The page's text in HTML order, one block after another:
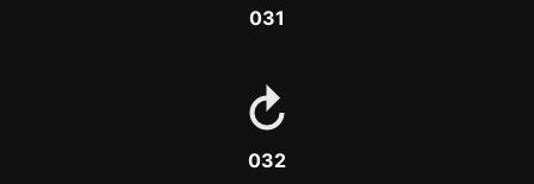
031
032